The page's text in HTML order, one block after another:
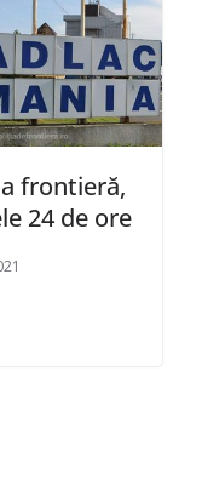
frontieră,
24 de ore